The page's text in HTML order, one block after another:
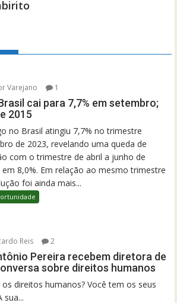
Varejano 1
cai para 7,7% em setembro;
2015
no Brasil atingiu 7,7% no trimestre
de 2023, revelando uma queda de
com o trimestre de abril a junho de
8,0%. Em relação ao mesmo trimestre
foi ainda mais...
Reis 2
Pereira recebem diretora de
sobre direitos humanos
direitos humanos? Você tem os seus
sua...